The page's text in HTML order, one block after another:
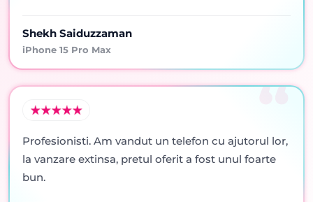
Shekh Saiduzzaman
iPhone 15 Pro Max
Profesionisti. Am vandut un telefon cu ajutorul lor,
la vanzare extinsa, pretul oferit a fost unul foarte
bun.